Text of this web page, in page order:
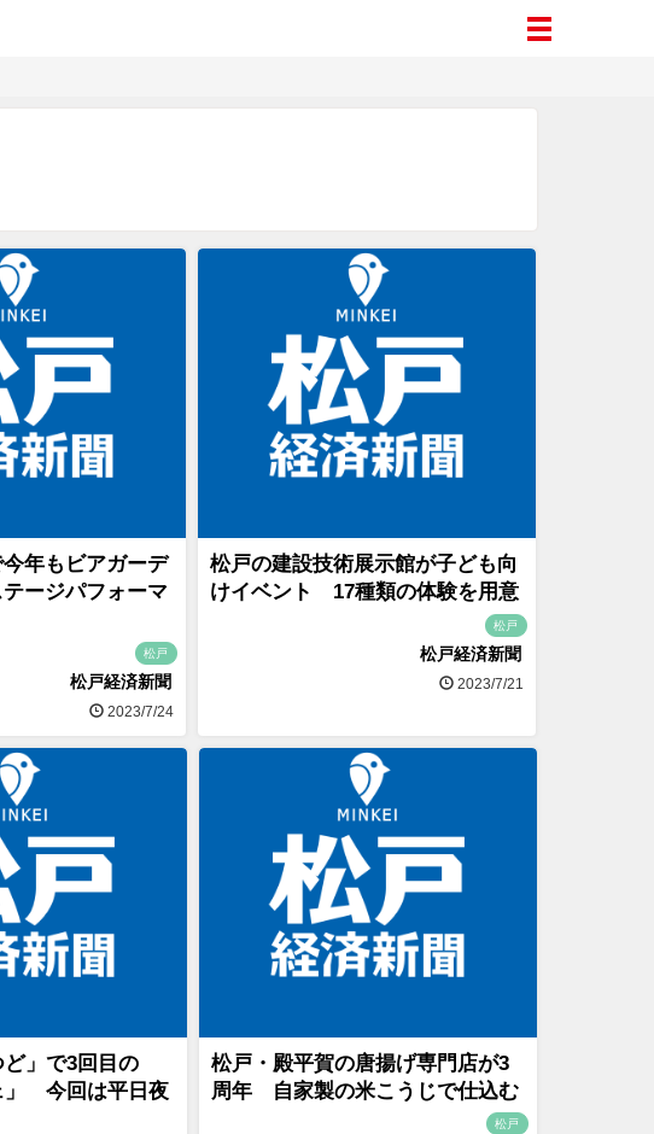
年もビアガーデ
ージパフォーマ
松戸
松戸経済新聞
2023/7/24
松戸の建設技術展示館が子ども向
けイベント 17種類の体験を用意
松戸
松戸経済新聞
2023/7/21
」で3回目の
」 今回は平日夜
松戸・殿平賀の唐揚げ専門店が3
周年 自家製の米こうじで仕込む
松戸